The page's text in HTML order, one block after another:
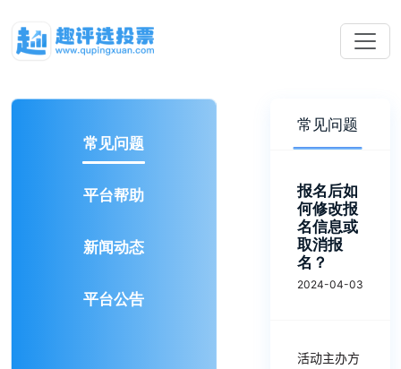
常见问题
平台帮助
新闻动态
平台公告
常见问题
报名后如
何修改报
名信息或
取消报
名？
2024-04-03
活动主办方